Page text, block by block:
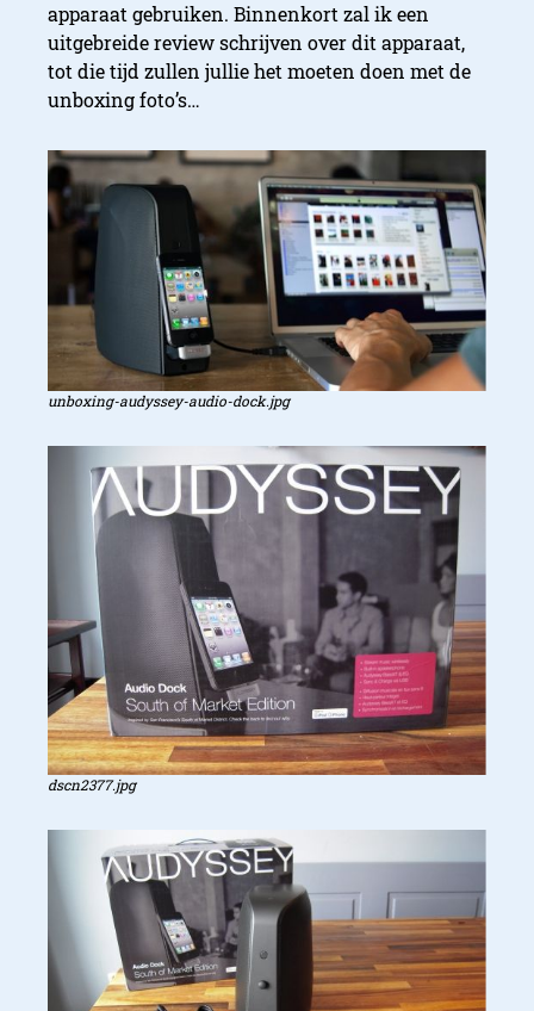
apparaat gebruiken. Binnenkort zal ik een
uitgebreide review schrijven over dit apparaat,
tot die tijd zullen jullie het moeten doen met de
unboxing foto’s…
unboxing-audyssey-audio-dock.jpg
dscn2377.jpg